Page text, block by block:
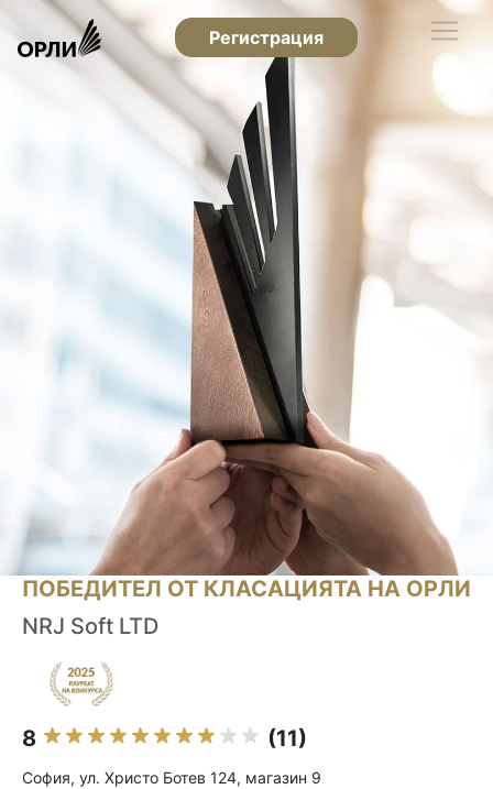
Регистрация
ПОБЕДИТЕЛ ОТ КЛАСАЦИЯТА НА ОРЛИ
NRJ Soft LTD
8 (11)
София, ул. Христо Ботев 124, магазин 9